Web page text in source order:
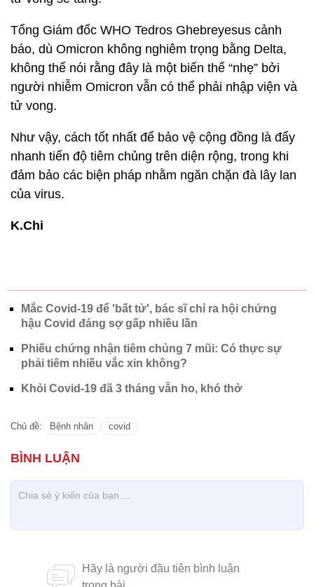
Tổng Giám đốc WHO Tedros Ghebreyesus cảnh
báo, dù Omicron không nghiêm trọng bằng Delta,
không thể nói rằng đây là một biến thể “nhẹ” bởi
người nhiễm Omicron vẫn có thể phải nhập viện và
tử vong.
Như vậy, cách tốt nhất để bảo vệ cộng đồng là đẩy
nhanh tiến độ tiêm chủng trên diện rộng, trong khi
đảm bảo các biện pháp nhằm ngăn chặn đà lây lan
của virus.
K.Chi
Mắc Covid-19 để 'bất tử', bác sĩ chỉ ra hội chứng
hậu Covid đáng sợ gấp nhiều lần
Phiếu chứng nhận tiêm chủng 7 mũi: Có thực sự
phải tiêm nhiều vắc xin không?
Khỏi Covid-19 đã 3 tháng vẫn ho, khó thở
Chủ đề: Bệnh nhân covid